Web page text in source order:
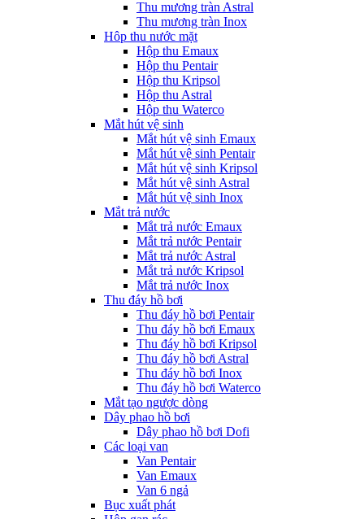
Thu mương tràn Astral
Thu mương tràn Inox
Hôp thu nước mặt
Hộp thu Emaux
Hộp thu Pentair
Hộp thu Kripsol
Hộp thu Astral
Hộp thu Waterco
Mắt hút vệ sinh
Mắt hút vệ sinh Emaux
Mắt hút vệ sinh Pentair
Mắt hút vệ sinh Kripsol
Mắt hút vệ sinh Astral
Mắt hút vệ sinh Inox
Mắt trả nước
Mắt trả nước Emaux
Mắt trả nước Pentair
Mắt trả nước Astral
Mắt trả nước Kripsol
Mắt trả nước Inox
Thu đáy hồ bơi
Thu đáy hồ bơi Pentair
Thu đáy hồ bơi Emaux
Thu đáy hồ bơi Kripsol
Thu đáy hồ bơi Astral
Thu đáy hồ bơi Inox
Thu đáy hồ bơi Waterco
Mắt tạo ngược dòng
Dây phao hồ bơi
Dây phao hồ bơi Dofi
Các loại van
Van Pentair
Van Emaux
Van 6 ngả
Bục xuất phát